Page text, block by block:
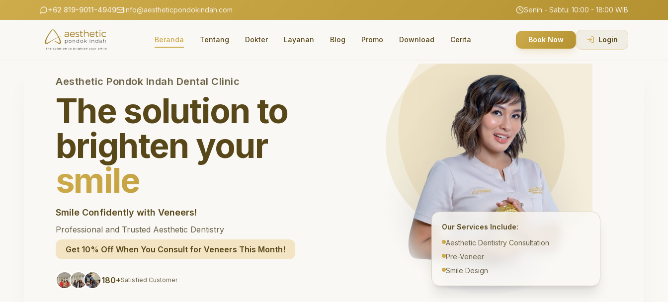
+62 819-9011-4949 info@aestheticpondokindah.com Senin - Sabtu: 10:00 - 18:00 WIB
Beranda Tentang Dokter Layanan Blog Promo Download Cerita Book Now Login
Aesthetic Pondok Indah Dental Clinic
The solution to
brighten your
smile
Smile Confidently with Veneers!
Professional and Trusted Aesthetic Dentistry
Get 10% Off When You Consult for Veneers This Month!
180+Satisfied Customer
Our Services Include:
Aesthetic Dentistry Consultation
Pre-Veneer
Smile Design